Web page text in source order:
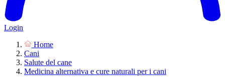
Login
Home
Cani
Salute del cane
Medicina alternativa e cure naturali per i cani